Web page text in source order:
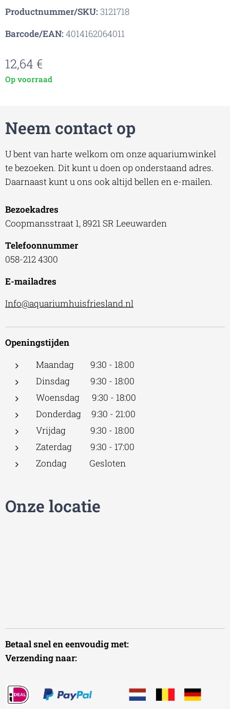
Productnummer/SKU:3121718
Barcode/EAN:4014162064011
12,64 €
Op voorraad
Neem contact op
U bent van harte welkom om onze aquariumwinkel
te bezoeken. Dit kunt u doen op onderstaand adres.
Daarnaast kunt u ons ook altijd bellen en e-mailen.
Bezoekadres
Coopmansstraat 1, 8921 SR Leeuwarden
Telefoonnummer
058-212 4300
E-mailadres
Info@aquariumhuisfriesland.nl
Openingstijden
Maandag 9:30 - 18:00
Dinsdag 9:30 - 18:00
Woensdag 9:30 - 18:00
Donderdag 9:30 - 21:00
Vrijdag 9:30 - 18:00
Zaterdag 9:30 - 17:00
Zondag Gesloten
Onze locatie
Betaal snel en eenvoudig met:
Verzending naar: